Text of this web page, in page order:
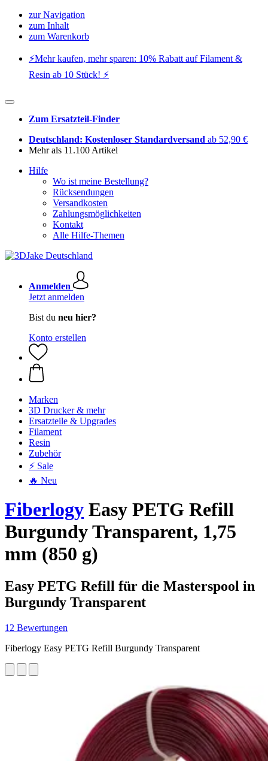
zur Navigation
zum Inhalt
zum Warenkorb
⚡️Mehr kaufen, mehr sparen: 10% Rabatt auf Filament &
Resin ab 10 Stück! ⚡️
Zum Ersatzteil-Finder
Deutschland: Kostenloser Standardversand ab 52,90 €
Mehr als 11.100 Artikel
Hilfe
Wo ist meine Bestellung?
Rücksendungen
Versandkosten
Zahlungsmöglichkeiten
Kontakt
Alle Hilfe-Themen
Anmelden
Jetzt anmelden
Bist du neu hier?
Konto erstellen
Marken
3D Drucker & mehr
Ersatzteile & Upgrades
Filament
Resin
Zubehör
⚡ Sale
🔥 Neu
Fiberlogy Easy PETG Refill
Burgundy Transparent, 1,75
mm (850 g)
Easy PETG Refill für die Masterspool in
Burgundy Transparent
12 Bewertungen
Fiberlogy Easy PETG Refill Burgundy Transparent